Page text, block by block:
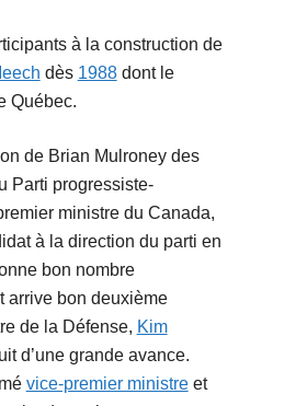
à la construction de
dès 1988dont le
Québec.
de Brian Mulroney des
Parti progressiste-
ministre du Canada,
à la direction du parti en
bon nombre
arrive bon deuxième
de la Défense, Kim
d’une grande avance.
vice-premier ministreet